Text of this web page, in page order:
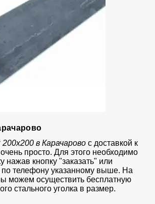
200х200 в Карачаровос доставкой к
просто. Для этого необходимо
нажав кнопку "заказать" или
по телефону указанному выше. На
можем осуществить бесплатную
стального уголка в размер.